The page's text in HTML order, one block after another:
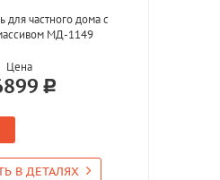
для частного дома с
МД-1149
Цена
В ДЕТАЛЯХ